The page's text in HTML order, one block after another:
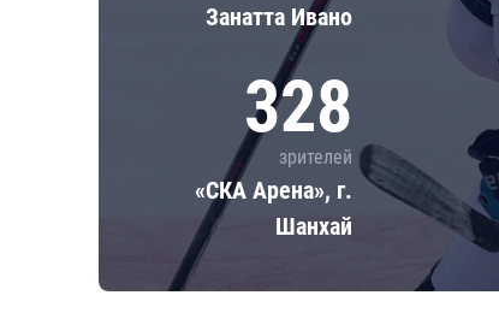
Занатта Иванo
328
зрителей
«СКА Арена», г.
Шанхай